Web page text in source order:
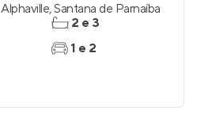
Alphaville,Santana de Parnaíba
2 e 3
1 e 2